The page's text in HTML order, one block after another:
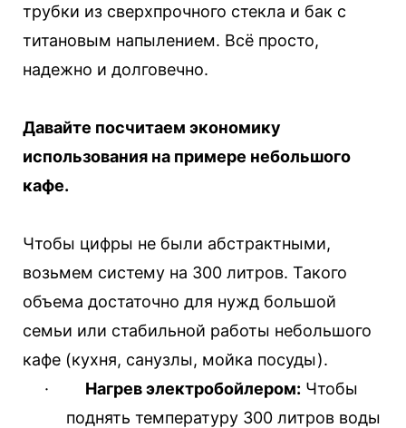
трубки из сверхпрочного стекла и бак с
титановым напылением. Всё просто,
надежно и долговечно.
Давайте посчитаем экономику
использования на примере небольшого
кафе.
Чтобы цифры не были абстрактными,
возьмем систему на 300 литров. Такого
объема достаточно для нужд большой
семьи или стабильной работы небольшого
кафе (кухня, санузлы, мойка посуды).
·
Нагрев электробойлером: Чтобы
поднять температуру 300 литров воды